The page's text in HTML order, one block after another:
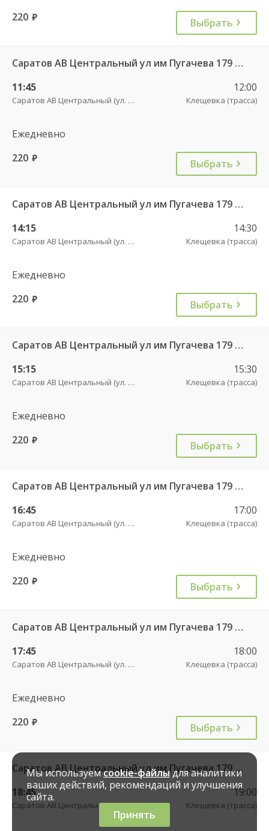
220 руб. Выбрать
Саратов АВ Центральный ул им Пугачева 179 А — Новые Бурасы рп (ул Баумана 38Б)
11:45
Саратов АВ Центральный (ул. им. Пугачева, 179 А)
12:00
Клещевка (трасса)
Ежедневно
220 руб. Выбрать
Саратов АВ Центральный ул им Пугачева 179 А — Новые Бурасы рп (ул Баумана 38Б)
14:15
Саратов АВ Центральный (ул. им. Пугачева, 179 А)
14:30
Клещевка (трасса)
Ежедневно
220 руб. Выбрать
Саратов АВ Центральный ул им Пугачева 179 А — Новые Бурасы рп (ул Баумана 38Б)
15:15
Саратов АВ Центральный (ул. им. Пугачева, 179 А)
15:30
Клещевка (трасса)
Ежедневно
220 руб. Выбрать
Саратов АВ Центральный ул им Пугачева 179 А — Новые Бурасы рп (ул Баумана 38Б)
16:45
Саратов АВ Центральный (ул. им. Пугачева, 179 А)
17:00
Клещевка (трасса)
Ежедневно
220 руб. Выбрать
Саратов АВ Центральный ул им Пугачева 179 А — Новые Бурасы рп (ул Баумана 38Б)
17:45
Саратов АВ Центральный (ул. им. Пугачева, 179 А)
18:00
Клещевка (трасса)
Ежедневно
220 руб. Выбрать
Саратов АВ Центральный ул им Пугачева 179 А — Новые Бурасы рп (ул Баумана 38Б)
18:45
Саратов АВ Центральный (ул. им. Пугачева, 179 А)
19:00
Клещевка (трасса)
Мы используемcookie-файлыдля аналитики
ваших действий, рекомендаций и улучшения
сайта.
Принять